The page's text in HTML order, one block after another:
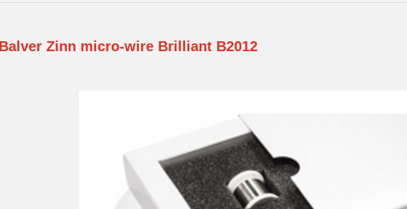
Balver Zinn micro-wire Brilliant B2012